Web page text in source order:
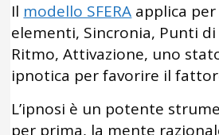
Il modello SFERA applica
elementi, Sincronia, Punti di
Ritmo, Attivazione, uno
ipnotica per favorire il
L’ipnosi è un potente
per prima, la mente